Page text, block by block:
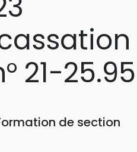
21-
de section